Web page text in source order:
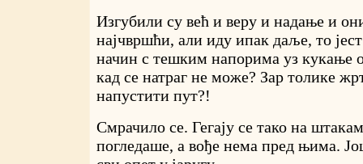
Изгубили су већ и веру и надање и
најчвршћи, али иду ипак даље, то
начин с тешким напорима уз кукање
кад се натраг не може? Зар толике
напустити пут?!
Смрачило се. Гегају се тако на
погледаше, а вође нема пред њима.